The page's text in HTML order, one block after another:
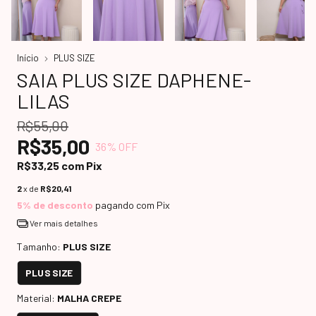
Início PLUS SIZE
SAIA PLUS SIZE DAPHENE-
LILAS
R$55,00
R$35,00 36% OFF
R$33,25 com Pix
2x de R$20,41
5% de desconto pagando com Pix
Ver mais detalhes
Tamanho: PLUS SIZE
PLUS SIZE
Material: MALHA CREPE